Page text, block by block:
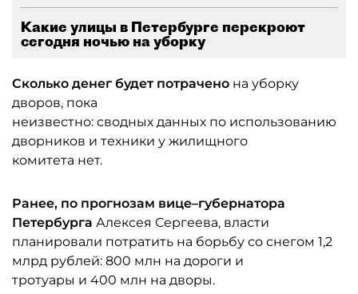
Какие улицы в Петербурге перекроют
сегодня ночью на уборку
Сколько денег будет потрачено на уборку
дворов, пока
неизвестно: сводных данных по использованию
дворников и техники у жилищного
комитета нет.
Ранее, по прогнозам вице–губернатора
Петербурга Алексея Сергеева, власти
планировали потратить на борьбу со снегом 1,2
млрд рублей: 800 млн на дороги и
тротуары и 400 млн на дворы.